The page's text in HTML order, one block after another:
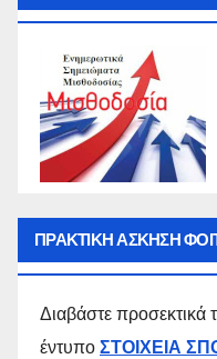
ΠΡΑΚΤΙΚΗ ΑΣΚΗΣΗ
Διαβάστε προσεκτικά
έντυπο ΣΤΟΙΧΕΙΑ